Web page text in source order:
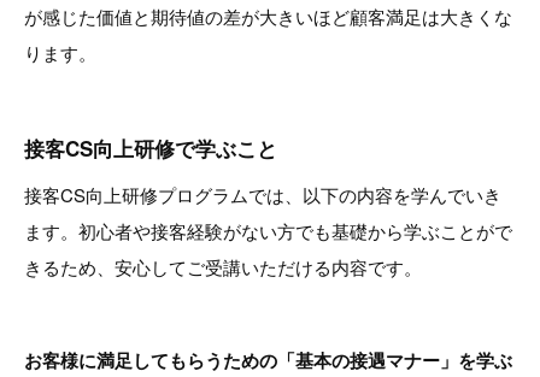
が感じた価値と期待値の差が大きいほど顧客満足は大きくな
ります。
接客CS向上研修で学ぶこと
接客CS向上研修プログラムでは、以下の内容を学んでいき
ます。初心者や接客経験がない方でも基礎から学ぶことがで
きるため、安心してご受講いただける内容です。
お客様に満足してもらうための「基本の接遇マナー」を学ぶ